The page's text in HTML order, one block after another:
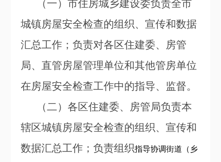
（一）市住房城乡建设委负责全市
城镇房屋安全检查的组织、宣传和数据
汇总工作；负责对各区住建委、房管
局、直管房屋管理单位和其他管房单位
在房屋安全检查工作中的指导、监督。
（二）各区住建委、房管局负责本
辖区城镇房屋安全检查的组织、宣传和
数据汇总工作；负责组织指导协调街道（乡